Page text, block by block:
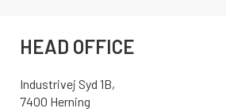
HEAD OFFICE
Industrivej Syd 1B,
7400 Herning